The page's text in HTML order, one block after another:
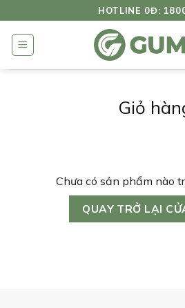
qua
dung
HOTLINE 0Đ:
Giỏ
Chưa có sản phẩm nào
QUAY TRỞ LẠI